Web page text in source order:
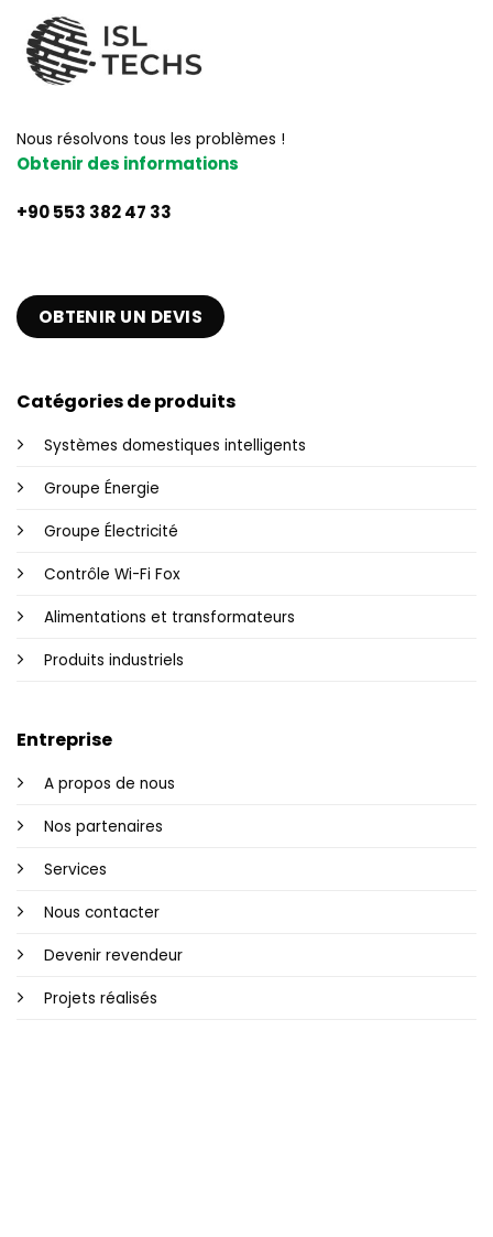
Nous résolvons tous les problèmes !
Obtenir des informations
+90 553 382 47 33
OBTENIR UN DEVIS
Catégories de produits
Systèmes domestiques intelligents
Groupe Énergie
Groupe Électricité
Contrôle Wi-Fi Fox
Alimentations et transformateurs
Produits industriels
Entreprise
A propos de nous
Nos partenaires
Services
Nous contacter
Devenir revendeur
Projets réalisés